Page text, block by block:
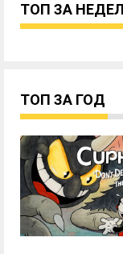
ТОП ЗА
ТОП ЗА ГОД